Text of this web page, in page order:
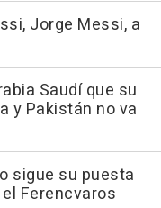
Jorge Messi, a
Saudí que su
y Pakistán no va
sigue su puesta
Ferencvaros